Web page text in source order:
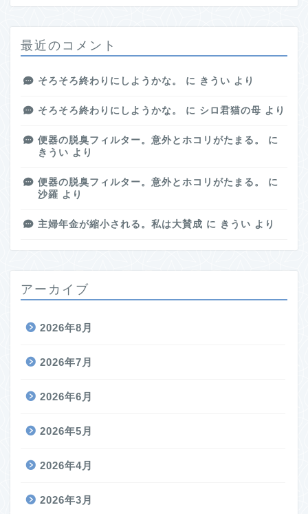
最近のコメント
そろそろ終わりにしようかな。 に きうい より
そろそろ終わりにしようかな。 に シロ君猫の母 より
便器の脱臭フィルター。意外とホコリがたまる。
に
きうい より
便器の脱臭フィルター。意外とホコリがたまる。
に
沙羅 より
主婦年金が縮小される。私は大賛成 に きうい より
アーカイブ
2026年8月
2026年7月
2026年6月
2026年5月
2026年4月
2026年3月